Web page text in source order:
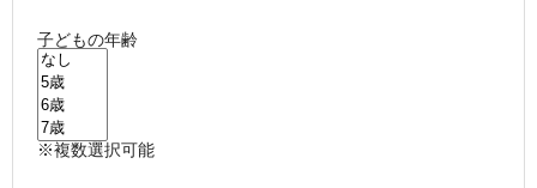
子どもの年齢
※複数選択可能